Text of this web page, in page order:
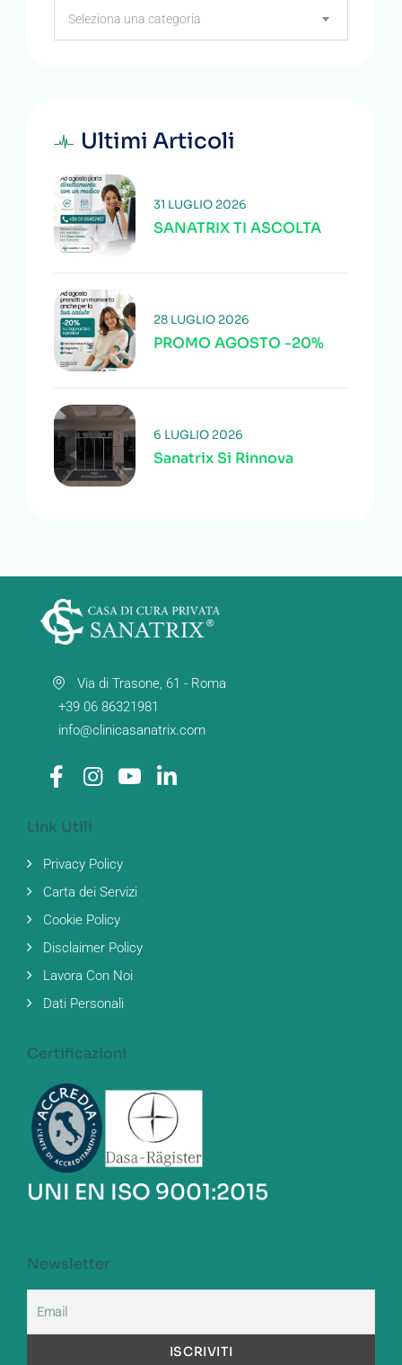
Seleziona una categoria
Ultimi Articoli
SANATRIX TI ASCOLTA
31 LUGLIO 2026
PROMO AGOSTO -20%
28 LUGLIO 2026
Sanatrix Si Rinnova
6 LUGLIO 2026
Via di Trasone, 61 - Roma
+39 06 86321981
info@clinicasanatrix.com
Link Utili
Privacy Policy
Carta dei Servizi
Cookie Policy
Disclaimer Policy
Lavora Con Noi
Dati Personali
Certificazioni
UNI EN ISO 9001:2015
Newsletter